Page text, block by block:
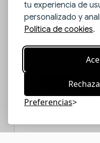
tu experiencia de
personalizado y
Política de cookies.
Preferencias
Desde34,57€
Personalizar